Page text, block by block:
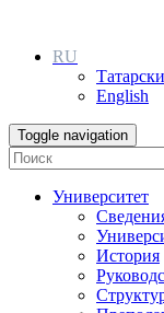
RU
English
Toggle navigation
Университет
История